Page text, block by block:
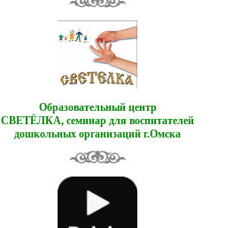
Образовательный центр
СВЕТЁЛКА, семинар для воспитателей
дошкольных организаций г.Омска